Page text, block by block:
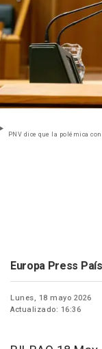
PNV dice que la polémica
Europa Press
Lunes, 18 mayo 2026
Actualizado: 16:36